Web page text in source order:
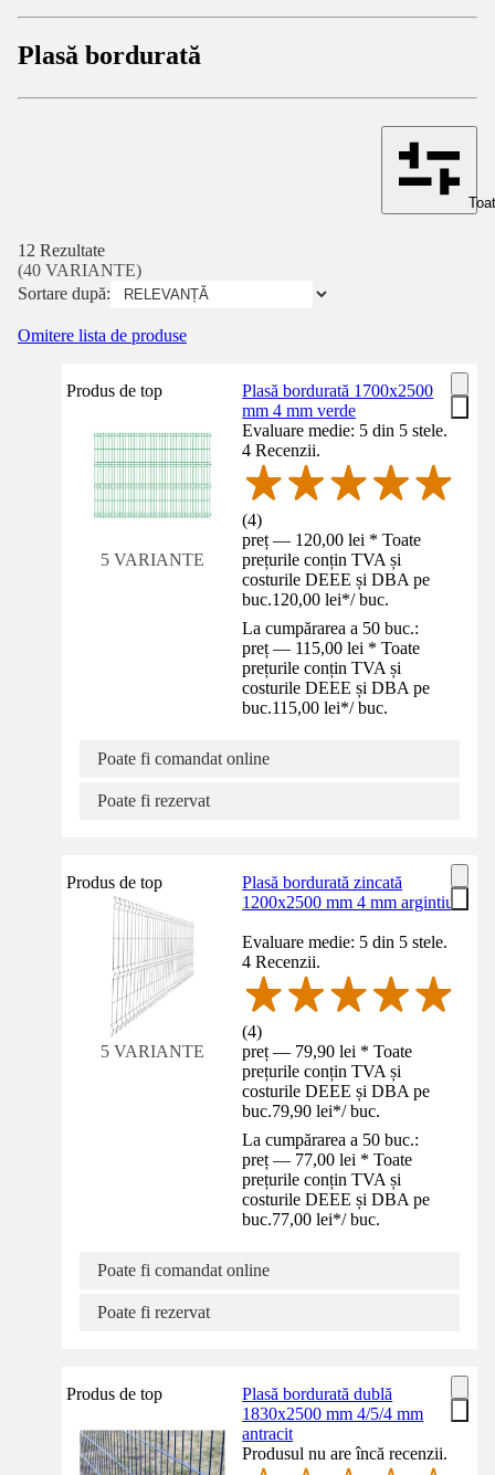
Plasă bordurată
12 Rezultate
(40 VARIANTE)
Sortare după:
Omitere lista de produse
Produs de top
5 VARIANTE
Plasă bordurată 1700x2500
mm 4 mm verde
Evaluare medie: 5 din 5 stele.
4 Recenzii.
(4)
preț — 120,00 lei * Toate
prețurile conțin TVA și
costurile DEEE și DBA pe
buc.120,00 lei*/ buc.
La cumpărarea a 50 buc.:
preț — 115,00 lei * Toate
prețurile conțin TVA și
costurile DEEE și DBA pe
buc.115,00 lei*/ buc.
Poate fi comandat online
Poate fi rezervat
Produs de top
5 VARIANTE
Plasă bordurată zincată
1200x2500 mm 4 mm argintiu
Evaluare medie: 5 din 5 stele.
4 Recenzii.
(4)
preț — 79,90 lei * Toate
prețurile conțin TVA și
costurile DEEE și DBA pe
buc.79,90 lei*/ buc.
La cumpărarea a 50 buc.:
preț — 77,00 lei * Toate
prețurile conțin TVA și
costurile DEEE și DBA pe
buc.77,00 lei*/ buc.
Poate fi comandat online
Poate fi rezervat
Produs de top
Plasă bordurată dublă
1830x2500 mm 4/5/4 mm
antracit
Produsul nu are încă recenzii.